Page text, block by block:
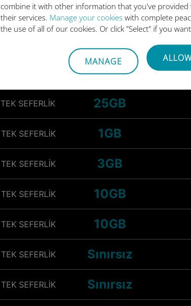
combine it with other information that you've
their services. Manage your cookies with complete
the use of all of our cookies. Or click "Select" if you
MANAGE
TEK SEFERLIK 3GB
10GB
TEK SEFERLIK 25GB
TEK SEFERLIK 1GB
TEK SEFERLIK 3GB
TEK SEFERLIK 10GB
TEK SEFERLIK 10GB
TEK SEFERLIK Sınırsız
TEK SEFERLIK Sınırsız